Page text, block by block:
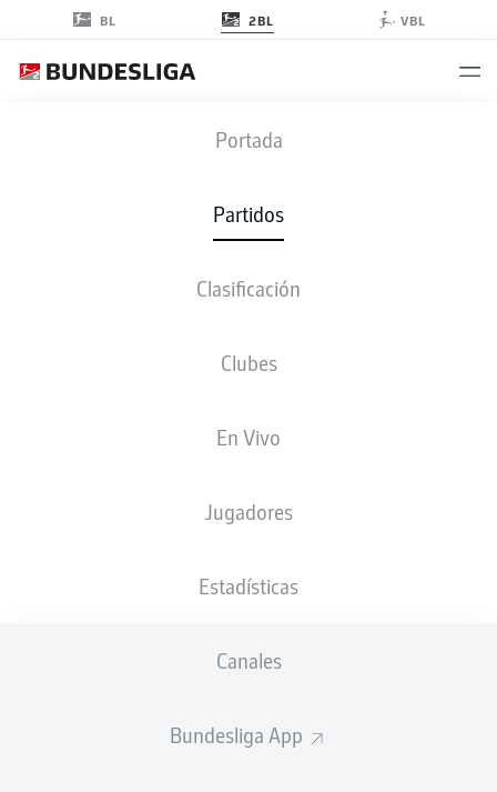
BL 2BL VBL
Portada
Partidos
Clasificación
Clubes
En Vivo
Jugadores
Estadísticas
Canales
Bundesliga App
KSC - EBS
2 0
ALINEACIONES ESTADÍSTICAS